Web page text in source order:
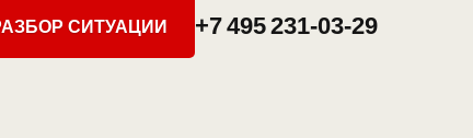
СИТУАЦИИ +7 495 231-03-29